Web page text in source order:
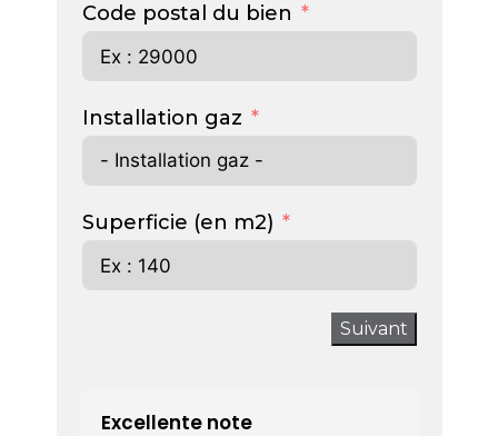
Code postal du bien
Installation gaz
Superficie (en m2)
Suivant
Excellente note